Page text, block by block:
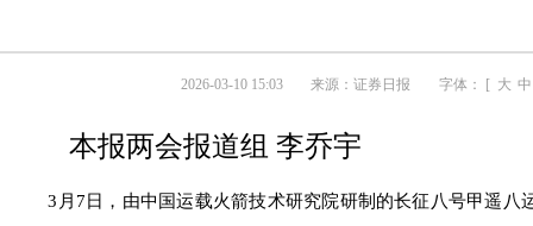
2026-03-10 15:03 来源： 证券日报 字体： [ 大 中
本报两会报道组 李乔宇
3月7日，由中国运载火箭技术研究院研制的长征八号甲遥八